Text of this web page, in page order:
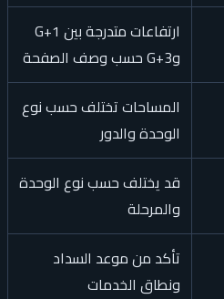
ارتفاعات متدرجة بين G+1
وG+3 حسب وصف الصفحة
المساحات تختلف حسب نوع
الوحدة والدور
قد يختلف حسب نوع الوحدة
والمرحلة
تأكد من موعد السداد
ونطاق الخدمات